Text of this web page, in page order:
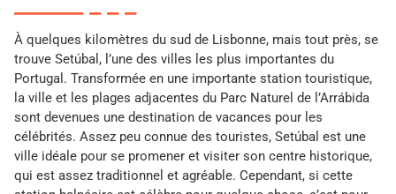
À quelques kilomètres du sud de Lisbonne, mais tout près, se
trouve Setúbal, l’une des villes les plus importantes du
Portugal. Transformée en une importante station touristique,
la ville et les plages adjacentes du Parc Naturel de l’Arrábida
sont devenues une destination de vacances pour les
célébrités. Assez peu connue des touristes, Setúbal est une
ville idéale pour se promener et visiter son centre historique,
qui est assez traditionnel et agréable. Cependant, si cette